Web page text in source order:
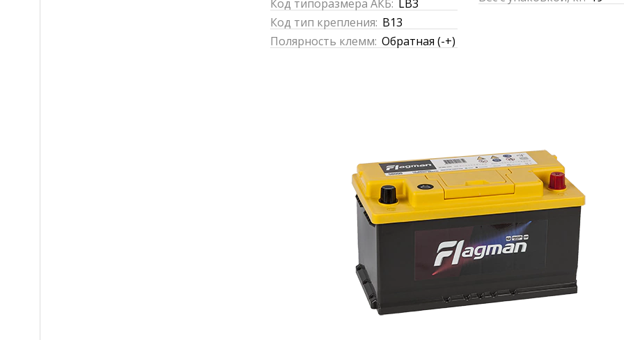
Код типоразмера АКБ: LB3
Код тип крепления: B13
Полярность клемм: Обратная (-+)